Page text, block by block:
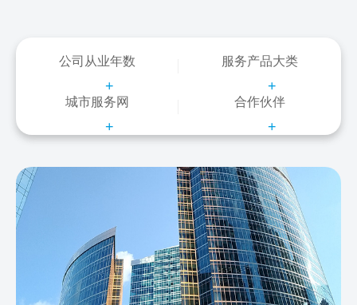
公司从业年数
+
服务产品大类
+
城市服务网
+
合作伙伴
+